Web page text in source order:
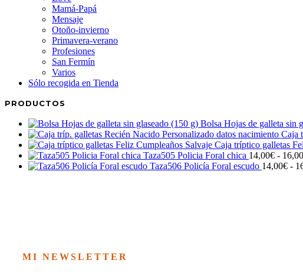
Mamá-Papá
Mensaje
Otoño-invierno
Primavera-verano
Profesiones
San Fermín
Varios
Sólo recogida en Tienda
PRODUCTOS
Bolsa Hojas de galleta sin
Caja
Caja tríptico galletas
Taza505 Policia Foral chica 14,00€ - 16,00
Taza506 Policía Foral escudo 14,00€ -
MI NEWSLETTER